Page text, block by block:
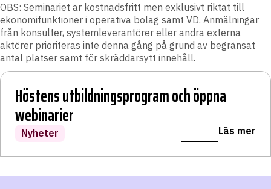
OBS: Seminariet är kostnadsfritt men exklusivt riktat till
ekonomifunktioner i operativa bolag samt VD. Anmälningar
från konsulter, systemleverantörer eller andra externa
aktörer prioriteras inte denna gång på grund av begränsat
antal platser samt för skräddarsytt innehåll.
LÄS VIDARE
Maximera er Azure-Investering
Erbjudande Azure Läs mer
Accelerera er digitala transformation
Erbjudande Lowcode Läs mer
Maximera er effektivitet och automatisera
Erbjudande Power platform Läs mer
Optimera er verksamhet med AI
Erbjudande AI Läs mer
AI i det dagliga scrumarbetet
Blogginlägg Läs mer
Höstens utbildningsprogram och öppna
webinarier
Nyheter Läs mer